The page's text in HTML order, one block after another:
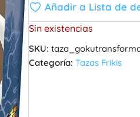
Añadir a Lista de
Sin existencias
SKU:
Categoría: Tazas Frikis